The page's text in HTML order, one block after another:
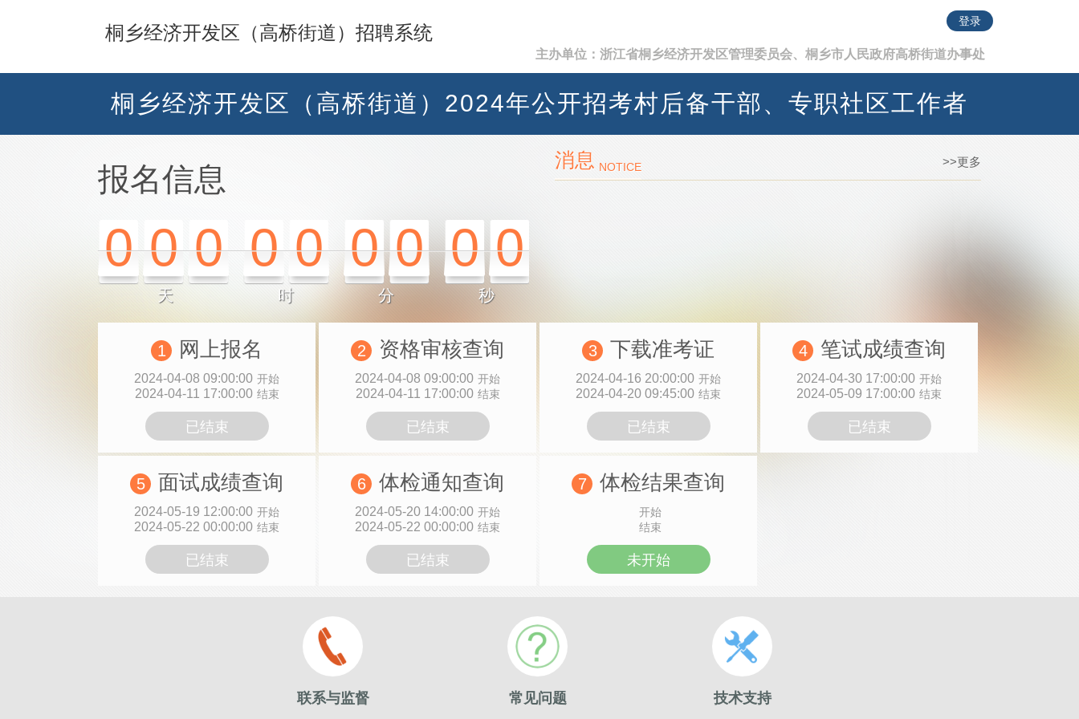
桐乡经济开发区（高桥街道）招聘系统
登录
主办单位：浙江省桐乡经济开发区管理委员会、桐乡市人民政府高桥街道办事处
桐乡经济开发区（高桥街道）2024年公开招考村后备干部、专职社区工作者
报名信息
0 0 0 0 0 0 0 0 0
天 时 分 秒
消息 NOTICE >>更多
1 网上报名
2024-04-08 09:00:00 开始
2024-04-11 17:00:00 结束
已结束
2 资格审核查询
2024-04-08 09:00:00 开始
2024-04-11 17:00:00 结束
已结束
3 下载准考证
2024-04-16 20:00:00 开始
2024-04-20 09:45:00 结束
已结束
4 笔试成绩查询
2024-04-30 17:00:00 开始
2024-05-09 17:00:00 结束
已结束
5 面试成绩查询
2024-05-19 12:00:00 开始
2024-05-22 00:00:00 结束
已结束
6 体检通知查询
2024-05-20 14:00:00 开始
2024-05-22 00:00:00 结束
已结束
7 体检结果查询
开始
结束
未开始
联系与监督 常见问题 技术支持